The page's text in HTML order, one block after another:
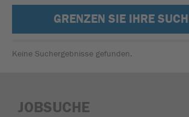
GRENZEN SIE IHRE
Keine Suchergebnisse gefunden.
JOBSUCHE